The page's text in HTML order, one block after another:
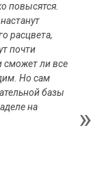
повысятся.
расцвета,
почти
сможет ли все
Но сам
базы
на